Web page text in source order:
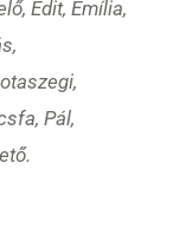
Edit, Emília,
Pál,